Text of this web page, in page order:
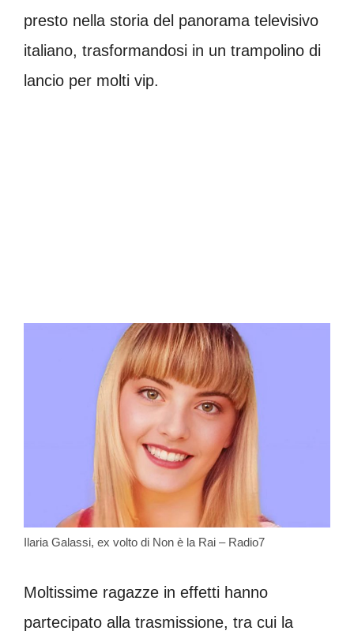
presto nella storia del panorama televisivo
italiano, trasformandosi in un trampolino di
lancio per molti vip.
Ilaria Galassi, ex volto di Non è la Rai – Radio7
Moltissime ragazze in effetti hanno
partecipato alla trasmissione, tra cui la